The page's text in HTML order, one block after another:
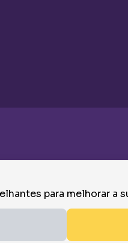
para melhorar a
CNPJ: 46.908.359/0001-